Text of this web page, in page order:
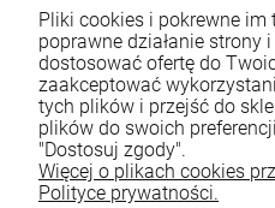
Pliki cookies i pokrewne
poprawne działanie strony
dostosować ofertę do
zaakceptować
tych plików i przejść do
plików do swoich
"Dostosuj zgody".
Więcej o plikach cookies
Polityce prywatności.